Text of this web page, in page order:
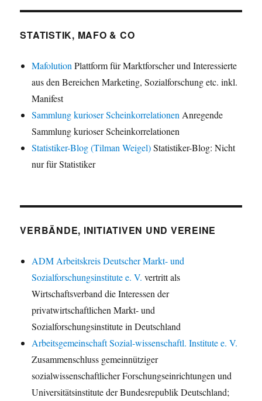
STATISTIK, MAFO & CO
Mafolution Plattform für Marktforscher und Interessierte
aus den Bereichen Marketing, Sozialforschung etc. inkl.
Manifest
Sammlung kurioser Scheinkorrelationen Anregende
Sammlung kurioser Scheinkorrelationen
Statistiker-Blog (Tilman Weigel)Statistiker-Blog: Nicht
nur für Statistiker
VERBÄNDE, INITIATIVEN UND VEREINE
ADM Arbeitskreis Deutscher Markt- und
Sozialforschungsinstitute e. V. vertritt als
Wirtschaftsverband die Interessen der
privatwirtschaftlichen Markt- und
Sozialforschungsinstitute in Deutschland
Arbeitsgemeinschaft Sozial-wissenschaftl. Institute e. V.
Zusammenschluss gemeinnütziger
sozialwissenschaftlicher Forschungseinrichtungen und
Universitätsinstitute der Bundesrepublik Deutschland;